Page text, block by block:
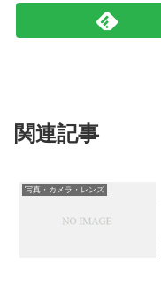
関連記事
写真・カメラ・レンズ